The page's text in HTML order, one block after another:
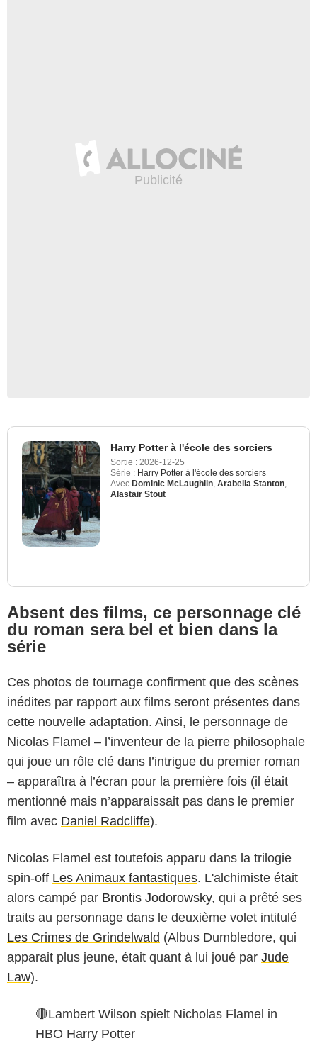
Harry Potter à l'école des sorciers
Sortie : 2026-12-25
Série : Harry Potter à l'école des sorciers
Avec Dominic McLaughlin Arabella Stanton
Alastair Stout
Absent des films, ce personnage clé
du roman sera bel et bien dans la
série
Ces photos de tournage confirment que des scènes
inédites par rapport aux films seront présentes dans
cette nouvelle adaptation. Ainsi, le personnage de
Nicolas Flamel – l’inventeur de la pierre philosophale
qui joue un rôle clé dans l’intrigue du premier roman
– apparaîtra à l’écran pour la première fois (il était
mentionné mais n’apparaissait pas dans le premier
film avec Daniel Radcliffe).
Nicolas Flamel est toutefois apparu dans la trilogie
spin-off Les Animaux fantastiques. L'alchimiste était
alors campé par Brontis Jodorowsky, qui a prêté ses
traits au personnage dans le deuxième volet intitulé
Les Crimes de Grindelwald (Albus Dumbledore, qui
apparait plus jeune, était quant à lui joué par Jude
Law).
🔴Lambert Wilson spielt Nicholas Flamel in
HBO Harry Potter